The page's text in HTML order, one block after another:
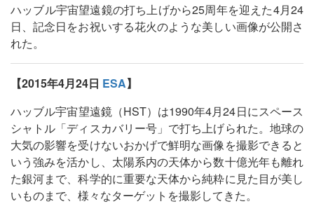
ハッブル宇宙望遠鏡の打ち上げから25周年を迎えた4月24
日、記念日をお祝いする花火のような美しい画像が公開さ
れた。
【2015年4月24日 ESA】
ハッブル宇宙望遠鏡（HST）は1990年4月24日にスペース
シャトル「ディスカバリー号」で打ち上げられた。地球の
大気の影響を受けないおかげで鮮明な画像を撮影できると
いう強みを活かし、太陽系内の天体から数十億光年も離れ
た銀河まで、科学的に重要な天体から純粋に見た目が美し
いものまで、様々なターゲットを撮影してきた。